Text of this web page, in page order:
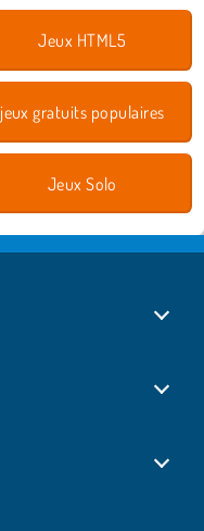
Jeux HTML5
jeux gratuits populaires
Jeux Solo